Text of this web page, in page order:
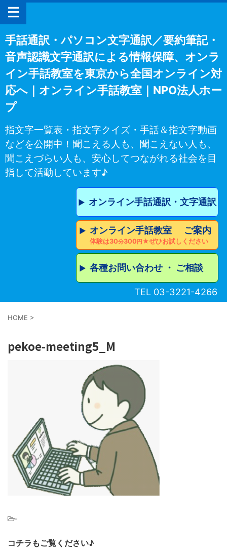
手話通訳・パソコン文字通訳／要約筆記・
音声認識文字通訳による情報保障、オンラ
イン手話教室を東京から全国オンライン対
応へ｜オンライン手話教室｜NPO法人ホー
プ
指文字一覧表・指文字クイズ・手話＆指文字動画
などを公開中！聞こえる人も、聞こえない人も、
聞こえづらい人も、安心してつながれる社会を目
指して活動しています♪
▶︎ オンライン手話通訳・文字通訳
▶︎ オンライン手話教室 ご案内
体験は30分300円★ぜひお試しください
▶︎ 各種お問い合わせ ・ ご相談
TEL 03-3221-4266
HOME >
pekoe-meeting5_M
-
コチラもご覧ください♪